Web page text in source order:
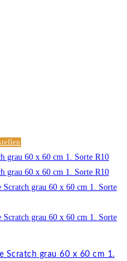
Scratch grau 60 x 60 cm 1.